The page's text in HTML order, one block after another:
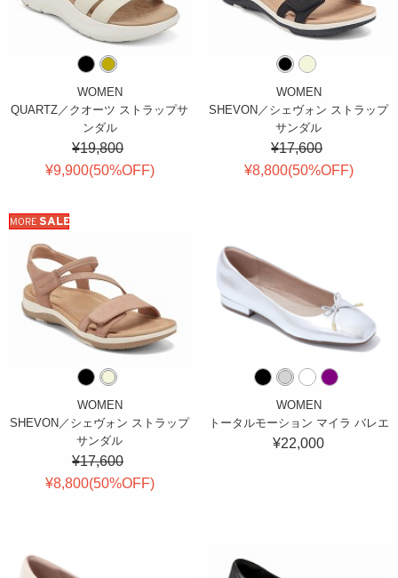
WOMEN
QUARTZ／クオーツ ストラップサ
ンダル
¥19,800
¥9,900(50%OFF)
WOMEN
SHEVON／シェヴォン ストラップ
サンダル
¥17,600
¥8,800(50%OFF)
MORE SALE
WOMEN
SHEVON／シェヴォン ストラップ
サンダル
¥17,600
¥8,800(50%OFF)
WOMEN
トータルモーション マイラ バレエ
¥22,000